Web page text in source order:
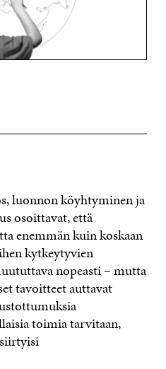
luonnon köyhtyminen ja
osoittavat, että
enemmän kuin koskaan
kytkeytyvien
nopeasti – mutta
tavoitteet auttavat
toimia tarvitaan,